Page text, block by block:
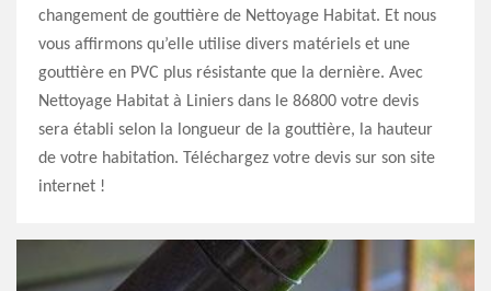
changement de gouttière de Nettoyage Habitat. Et nous
vous affirmons qu’elle utilise divers matériels et une
gouttière en PVC plus résistante que la dernière. Avec
Nettoyage Habitat à Liniers dans le 86800 votre devis
sera établi selon la longueur de la gouttière, la hauteur
de votre habitation. Téléchargez votre devis sur son site
internet !